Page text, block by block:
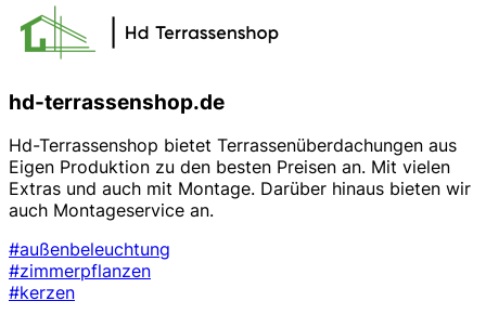
hd-terrassenshop.de
Hd-Terrassenshop bietet Terrassenüberdachungen aus
Eigen Produktion zu den besten Preisen an. Mit vielen
Extras und auch mit Montage. Darüber hinaus bieten wir
auch Montageservice an.
#außenbeleuchtung
#zimmerpflanzen
#kerzen